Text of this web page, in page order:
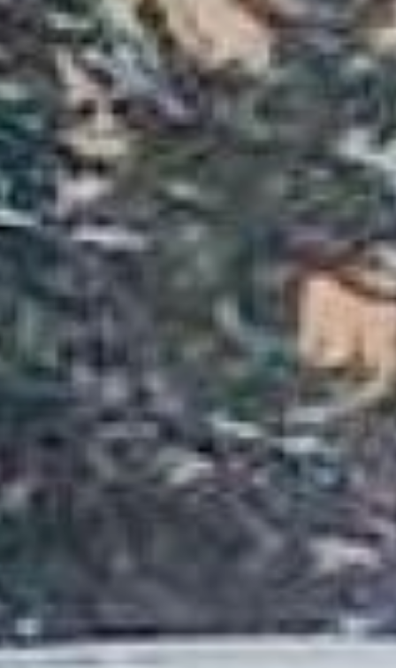
бампера.
Самый частый случай –
заливают свечи, после
того как несколько раз
подряд пытаются завести
машину ключом. Теперь
уже не завестись, даже
если потеплеет. Нужно
сушить. После таких
безуспешных попыток,
вызывают специалиста.
Обычно на одну машину у
нас уходит до получаса,
это если никаких
дополнительных работ не
будет. А потом нам нужно
добраться до
следующего заказа.
Поэтому порой
специалиста приходится
ждать несколько часов.
Зимой заказы на отогрев
есть почти каждый день,
– рассказал Владимир
Сотников, сотрудник
техсервиса по отогреву
Как выяснилось,
стоимость отогрева
машины зависит от
работы тепловой пушки.
Привести в чувства
легковое авто в
Хабаровске просят от
1500 рублей, «оживить»